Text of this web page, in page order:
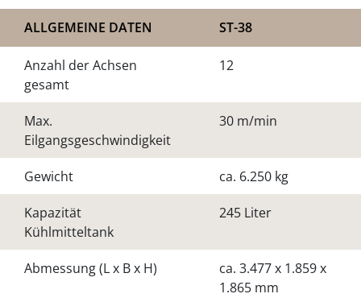
ALLGEMEINE DATEN ST-38
Anzahl der Achsen
gesamt
12
Max.
Eilgangsgeschwindigkeit
30 m/min
Gewicht ca. 6.250 kg
Kapazität
Kühlmitteltank
245 Liter
Abmessung (L x B x H)
ca. 3.477 x 1.859 x
1.865 mm